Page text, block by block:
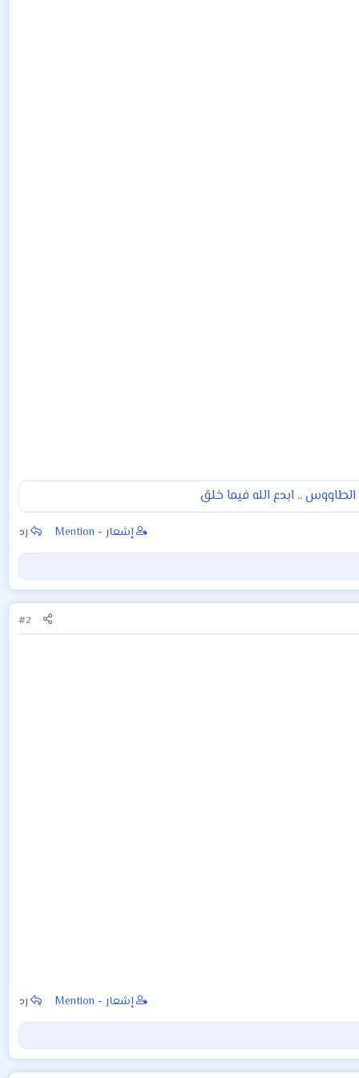
الطاووس .. ابدع الله فيما خلق
إشعار - Mention رد
#2
إشعار - Mention رد